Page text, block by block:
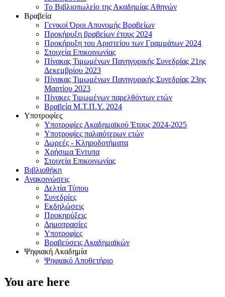
Το Βιβλιοπωλείο της Ακαδημίας Αθηνών
Βραβεία
Γενικοί Όροι Απονομής Βραβείων
Προκήρυξη βραβείων έτους 2024
Προκήρυξη του Αριστείου των Γραμμάτων 2024
Στοιχεία Επικοινωνίας
Πίνακας Τιμωμένων Πανηγυρικής Συνεδρίας 21ης
Δεκεμβρίου 2023
Πίνακας Τιμωμένων Πανηγυρικής Συνεδρίας 23ης
Μαρτίου 2023
Πίνακες Τιμωμένων παρελθόντων ετών
Βραβεία Μ.Τ.Π.Υ. 2024
Υποτροφίες
Υποτροφίες Ακαδημαϊκού Έτους 2024-2025
Υποτροφίες παλαιότερων ετών
Δωρεές - Κληροδοτήματα
Χρήσιμα Έντυπα
Στοιχεία Επικοινωνίας
Βιβλιοθήκη
Ανακοινώσεις
Δελτία Τύπου
Συνεδρίες
Εκδηλώσεις
Προκηρύξεις
Δημοπρασίες
Υποτροφίες
Βραβεύσεις Ακαδημαϊκών
Ψηφιακή Ακαδημία
Ψηφιακό Αποθετήριο
You are here